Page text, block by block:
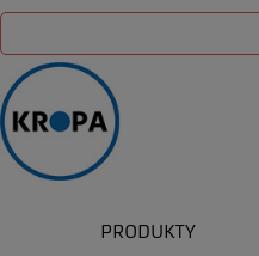
PRODUKTY